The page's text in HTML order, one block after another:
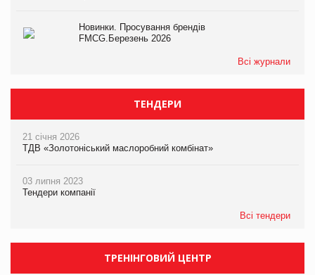
Новинки. Просування брендів
FMCG.Березень 2026
Всі журнали
ТЕНДЕРИ
21 січня 2026
ТДВ «Золотоніський маслоробний комбінат»
03 липня 2023
Тендери компанії
Всі тендери
ТРЕНІНГОВИЙ ЦЕНТР